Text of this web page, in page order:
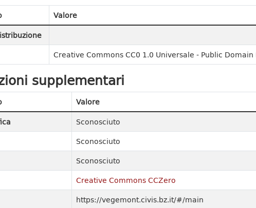
Valore
Creative Commons CC0 1.0 Universale - Public
supplementari
Valore
Sconosciuto
Sconosciuto
Sconosciuto
Creative Commons CCZero
https://vegemont.civis.bz.it/#/main